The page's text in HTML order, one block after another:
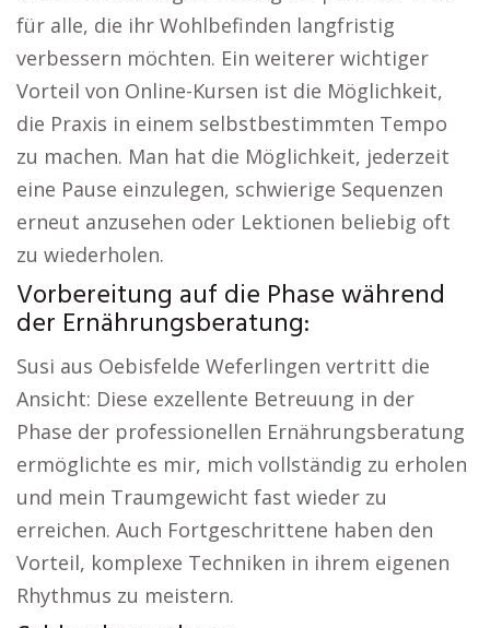
für alle, die ihr Wohlbefinden langfristig
verbessern möchten. Ein weiterer wichtiger
Vorteil von Online-Kursen ist die Möglichkeit,
die Praxis in einem selbstbestimmten Tempo
zu machen. Man hat die Möglichkeit, jederzeit
eine Pause einzulegen, schwierige Sequenzen
erneut anzusehen oder Lektionen beliebig oft
zu wiederholen.
Vorbereitung auf die Phase während
der Ernährungsberatung:
Susi aus Oebisfelde Weferlingen vertritt die
Ansicht: Diese exzellente Betreuung in der
Phase der professionellen Ernährungsberatung
ermöglichte es mir, mich vollständig zu erholen
und mein Traumgewicht fast wieder zu
erreichen. Auch Fortgeschrittene haben den
Vorteil, komplexe Techniken in ihrem eigenen
Rhythmus zu meistern.